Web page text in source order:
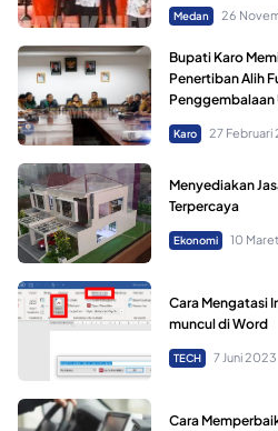
Medan 26
Bupati Karo
Penertiban Alih
Penggembalaan
Karo 27 Februari
Menyediakan
Terpercaya
Ekonomi 10
Cara Mengatasi
muncul di Word
TECH 7 Juni 2023
Cara